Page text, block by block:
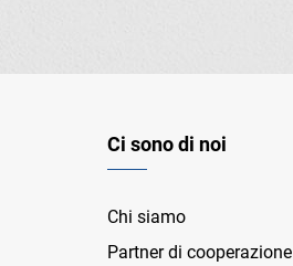
Ci sono di noi
Chi siamo
Partner di cooperazione